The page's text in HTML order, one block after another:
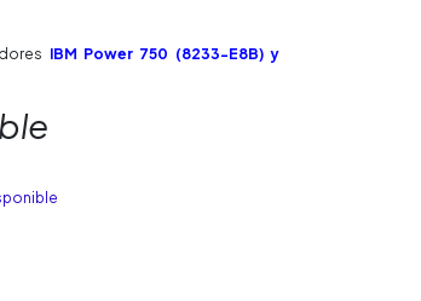
IBM Power 750 (8233-E8B) y